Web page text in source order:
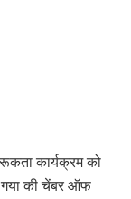
कार्यक्रम को
गया की चेंबर ऑफ